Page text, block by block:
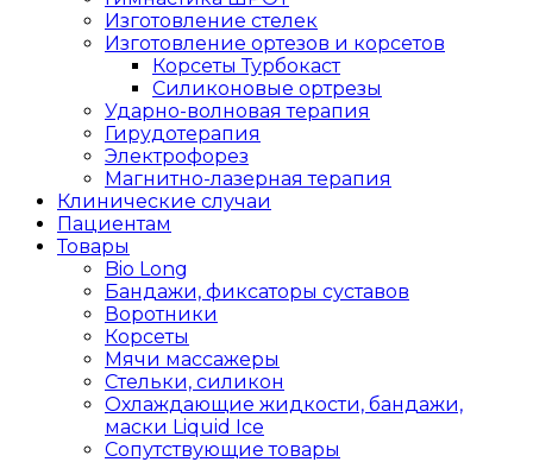
Изготовление стелек
Изготовление ортезов и корсетов
Корсеты Турбокаст
Силиконовые ортрезы
Ударно-волновая терапия
Гирудотерапия
Электрофорез
Магнитно-лазерная терапия
Клинические случаи
Пациентам
Товары
Bio Long
Бандажи, фиксаторы суставов
Воротники
Корсеты
Мячи массажеры
Стельки, силикон
Охлаждающие жидкости, бандажи,
маски Liquid Ice
Сопутствующие товары